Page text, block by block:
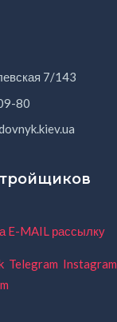
7/143
80
E-MAIL рассылку
Telegram Instagram